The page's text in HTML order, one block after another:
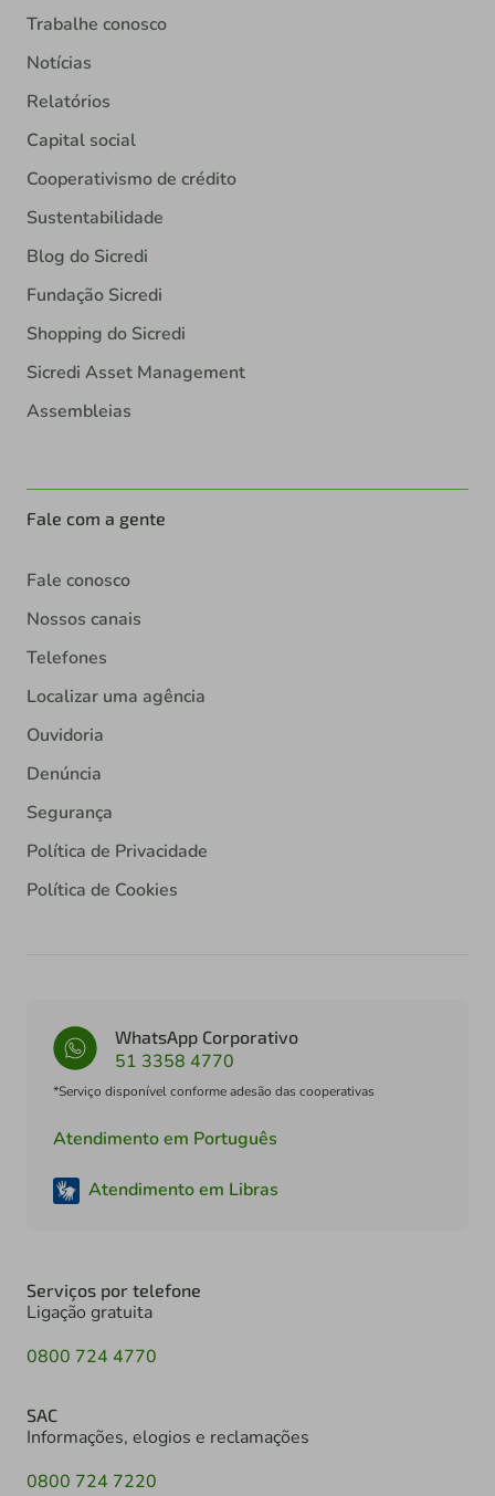
Trabalhe conosco
Notícias
Relatórios
Capital social
Cooperativismo de crédito
Sustentabilidade
Blog do Sicredi
Fundação Sicredi
Shopping do Sicredi
Sicredi Asset Management
Assembleias
Fale com a gente
Fale conosco
Nossos canais
Telefones
Localizar uma agência
Ouvidoria
Denúncia
Segurança
Política de Privacidade
Política de Cookies
WhatsApp Corporativo
51 3358 4770
*Serviço disponível conforme adesão das cooperativas
Atendimento em Português
Atendimento em Libras
Serviços por telefone
Ligação gratuita
0800 724 4770
SAC
Informações, elogios e reclamações
0800 724 7220